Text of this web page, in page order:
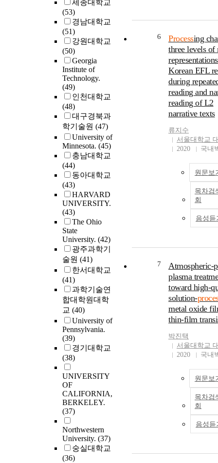
세종대학교
(53)
경남대학교
(51)
강원대학교
(50)
Georgia
Institute of
Technology.
(49)
인천대학교
(48)
대구경북과
학기술원 (47)
University of
Minnesota. (45)
충남대학교
(44)
동아대학교
(43)
HARVARD
UNIVERSITY.
(43)
The Ohio
State
University. (42)
광주과학기
술원 (41)
한서대학교
(41)
과학기술연
합대학원대학
교 (40)
University of
Pennsylvania.
(39)
경기대학교
(38)
UNIVERSITY
OF
CALIFORNIA,
BERKELEY.
(37)
Northwestern
University. (37)
숭실대학교
(36)
However,
require complex
parts and
advanced
commonly
strength and low
formability at
temperature.This
dissertation aims
improve the
the ISF process by
addressing the
aforementioned
strategies for
using electrically-
(EA) forming to
deformation
temperature
for a more precise
representation of
process. The thesis
overview and
are briefly
below.Toolpath
especially
multi-feature
the interactions
forming
different formed
The selection of
forming sequence
literature remains
and sometimes
contradictory.
6 Processing
three levels of
Korean EFL
during
reading and
reading of L2
narrative texts
류지수
서울대학교
2020
국내
원문보
목차검
회
음성듣
7
Atmospheric-
plasma
toward high-
solution-
metal oxide
thin-film
박진택
서울대학교
2020
국내
원문보
목차검
회
음성듣